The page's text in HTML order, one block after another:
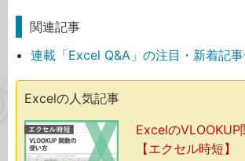
関連記事
連載「Excel Q&A」の注目・新着記
Excelの人気記事
ExcelのVLOOKUP
【エクセル時短】